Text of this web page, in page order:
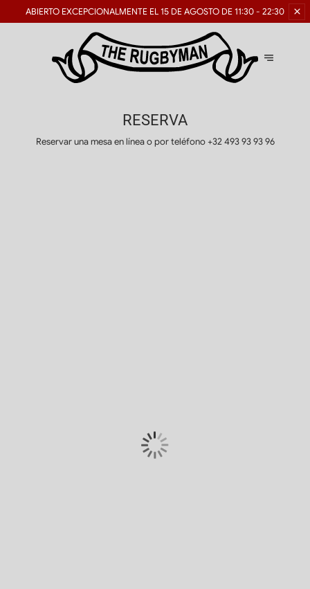
ABIERTO EXCEPCIONALMENTE EL 15 DE AGOSTO DE 11:30 - 22:30
RESERVA
Reservar una mesa en línea o por teléfono+32 493 93 93 96